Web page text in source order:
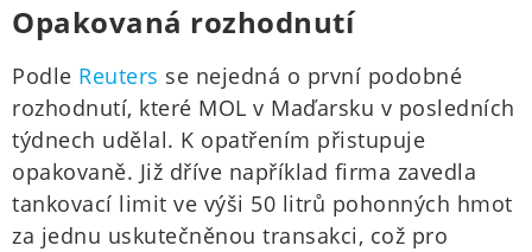
Opakovaná rozhodnutí
Podle Reuters se nejedná o první podobné
rozhodnutí, které MOL v Maďarsku v posledních
týdnech udělal. K opatřením přistupuje
opakovaně. Již dříve například firma zavedla
tankovací limit ve výši 50 litrů pohonných hmot
za jednu uskutečněnou transakci, což pro